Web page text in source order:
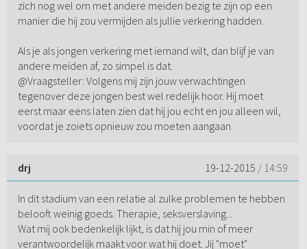
zich nog wel om met andere meiden bezig te zijn op een
manier die hij zou vermijden als jullie verkering hadden.
Als je als jongen verkering met iemand wilt, dan blijf je van
andere meiden af, zo simpel is dat.
@Vraagsteller: Volgens mij zijn jouw verwachtingen
tegenover deze jongen best wel redelijk hoor. Hij moet
eerst maar eens laten zien dat hij jou echt en jou alleen wil,
voordat je zoiets opnieuw zou moeten aangaan.
drj 19-12-2015 / 14:59
In dit stadium van een relatie al zulke problemen te hebben
belooft weinig goeds. Therapie, seksverslaving...
Wat mij ook bedenkelijk lijkt, is dat hij jou min of meer
verantwoordelijk maakt voor wat hij doet. Jij "moet"